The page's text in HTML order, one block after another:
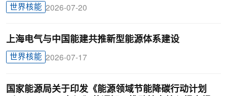
世界核能 2026-07-20
上海电气与中国能建共推新型能源体系建设
世界核能 2026-07-17
国家能源局关于印发《能源领域节能降碳行动计划